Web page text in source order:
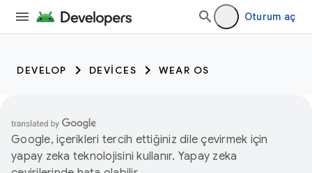
Oturum aç
DEVELOP DEVICES WEAR OS
Google, içerikleri tercih ettiğiniz dile çevirmek için
yapay zeka teknolojisini kullanır. Yapay zeka